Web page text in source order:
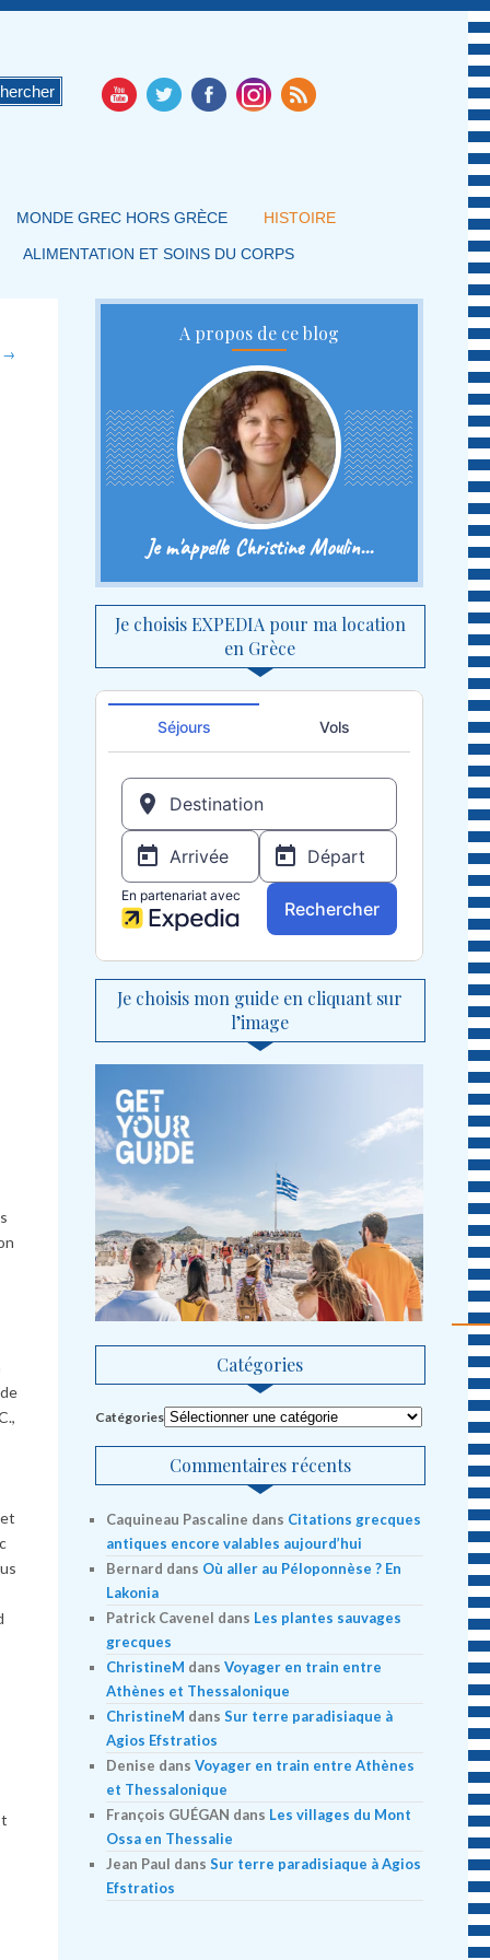
MONDE GREC HORS GRÈCE HISTOIRE
ALIMENTATION ET SOINS DU CORPS
→
A propos de ce blog
Je m'appelle Christine Moulin...
Je choisis EXPEDIA pour ma location
en Grèce
Je choisis mon guide en cliquant sur
l’image
Catégories
Catégories
Commentaires récents
Caquineau Pascaline dans Citations grecques
antiques encore valables aujourd’hui
Bernard dans Où aller au Péloponnèse ? En
Lakonia
Patrick Cavenel dans Les plantes sauvages
grecques
ChristineM dans Voyager en train entre
Athènes et Thessalonique
ChristineM dans Sur terre paradisiaque à
Agios Efstratios
Denise dans Voyager en train entre Athènes
et Thessalonique
François GUÉGAN dans Les villages du Mont
Ossa en Thessalie
Jean Paul dans Sur terre paradisiaque à Agios
Efstratios